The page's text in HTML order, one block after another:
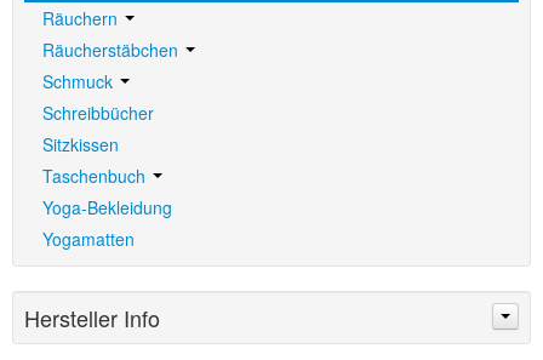
Räuchern
Räucherstäbchen
Schmuck
Schreibbücher
Sitzkissen
Taschenbuch
Yoga-Bekleidung
Yogamatten
Hersteller Info